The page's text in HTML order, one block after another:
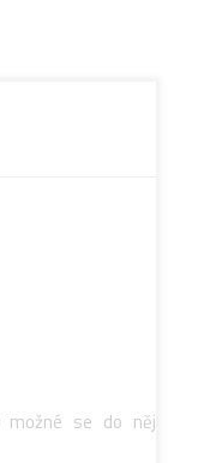
se do něj